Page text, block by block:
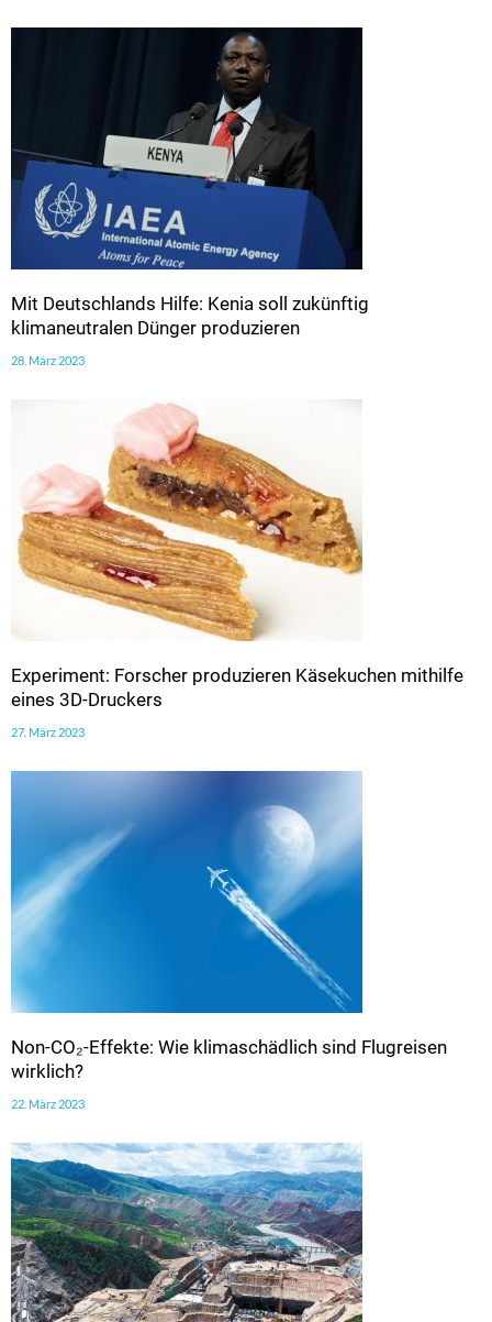
Mit Deutschlands Hilfe: Kenia soll zukünftig
klimaneutralen Dünger produzieren
28. März 2023
Experiment: Forscher produzieren Käsekuchen mithilfe
eines 3D-Druckers
27. März 2023
Non-CO₂-Effekte: Wie klimaschädlich sind Flugreisen
wirklich?
22. März 2023